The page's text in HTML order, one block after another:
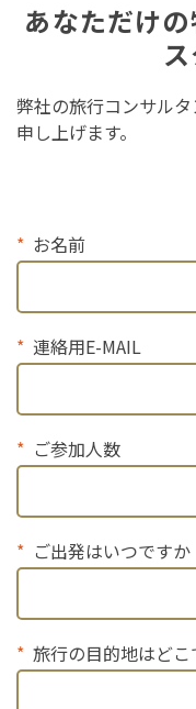
あなただけ
弊社の旅行コンサル
申し上げます。
お名前
連絡用E-MAIL
ご参加人数
ご出発はいつですか
旅行の目的地はどこ